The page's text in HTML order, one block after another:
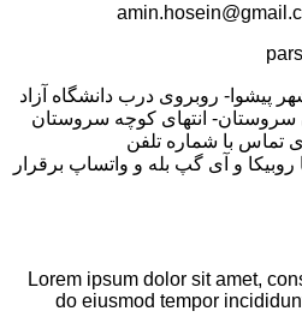
پیشوا- روبروی درب دانشگاه آزاد
سروستان- انتهای کوچه سروستان
برقراری تماس با شماره تلفن
و ایتا روبیکا و آی گپ بله و واتساپ برقرار
Lorem ipsum dolor sit amet,
do eiusmod tempor